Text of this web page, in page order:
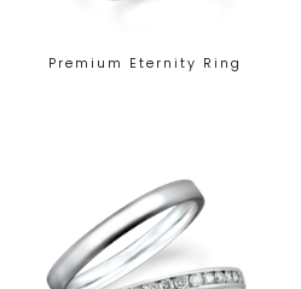
Premium Eternity Ring